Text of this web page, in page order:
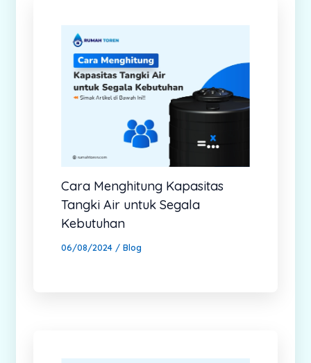
Cara Menghitung Kapasitas
Tangki Air untuk Segala
Kebutuhan
06/08/2024 / Blog